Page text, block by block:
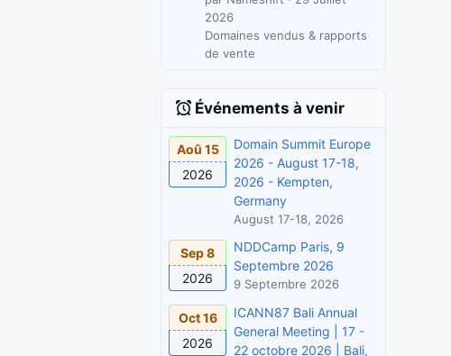
2026
Domaines vendus & rapports
de vente
Événements à venir
Aoû 15
2026
Domain Summit Europe
2026 - August 17-18,
2026 - Kempten,
Germany
August 17-18, 2026
Sep 8
2026
NDDCamp Paris, 9
Septembre 2026
9 Septembre 2026
Oct 16
2026
ICANN87 Bali Annual
General Meeting | 17 -
22 octobre 2026 | Bali,